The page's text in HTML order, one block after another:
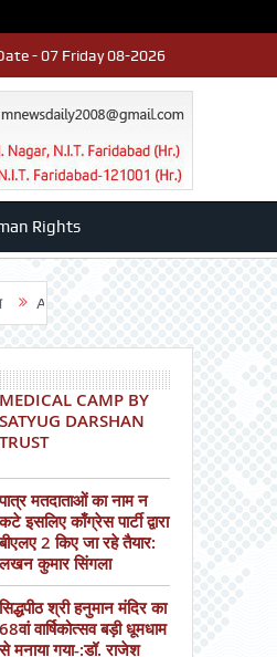
- 07 Friday 08-2026
Rights
advertisment श्री हनुमान मंदिर
MEDICAL CAMP BY
SATYUG DARSHAN
TRUST
मतदाताओं का नाम न
इसलिए काँग्रेस पार्टी द्वारा
2 किए जा रहे तैयार:
कुमार सिंगला
श्री हनुमान मंदिर का
68वां वार्षिकोत्सव बड़ी धूमधाम
मनाया गया-:डॉ. राजेश